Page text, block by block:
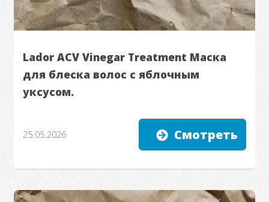
Lador ACV Vinegar Treatment Маска
для блеска волос с яблочным
уксусом.
25.05.2026 Смотреть